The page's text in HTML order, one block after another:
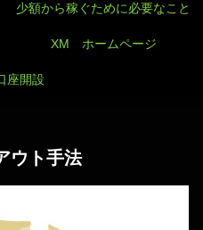
少額から稼ぐために必要なこと
XM ホームページ
開設
ウト手法